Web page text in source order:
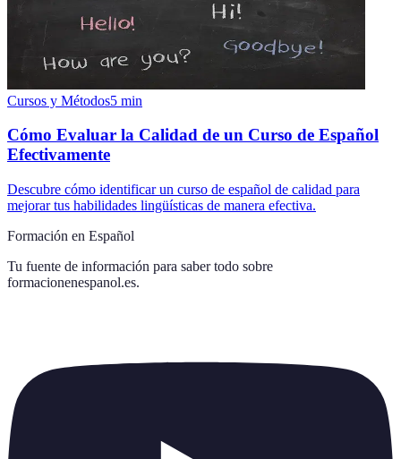
Cursos y Métodos5 min
Cómo Evaluar la Calidad de un Curso de Español
Efectivamente
Descubre cómo identificar un curso de español de calidad para
mejorar tus habilidades lingüísticas de manera efectiva.
Formación en Español
Tu fuente de información para saber todo sobre
formacionenespanol.es.